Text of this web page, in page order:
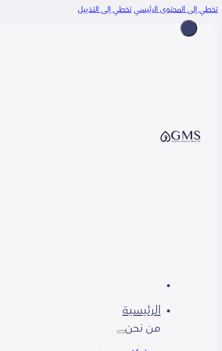
إلى المحتوى الرئيسيتخطي إلى التذييل
الرئيسية
من نحن